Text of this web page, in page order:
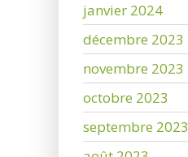
janvier 2024
décembre 2023
novembre 2023
octobre 2023
septembre 2023